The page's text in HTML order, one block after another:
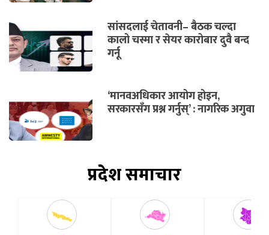
सांसदलाई चेतावनी– बैठक चल्दा
कालो चस्मा र सेयर कारोबार दुवै बन्द
गर्नू
‘मानवअधिकार आयोग होइन,
सरकारसँग प्रश्न गर्नुस्’ : नागरिक अगुवा
प्रदेश समाचार